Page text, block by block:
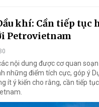
khí: Cần tiếp tục
Petrovietnam
nội dung được cơ quan
những điểm tích cực, góp ý
ít ý kiến cho rằng, cần tiếp